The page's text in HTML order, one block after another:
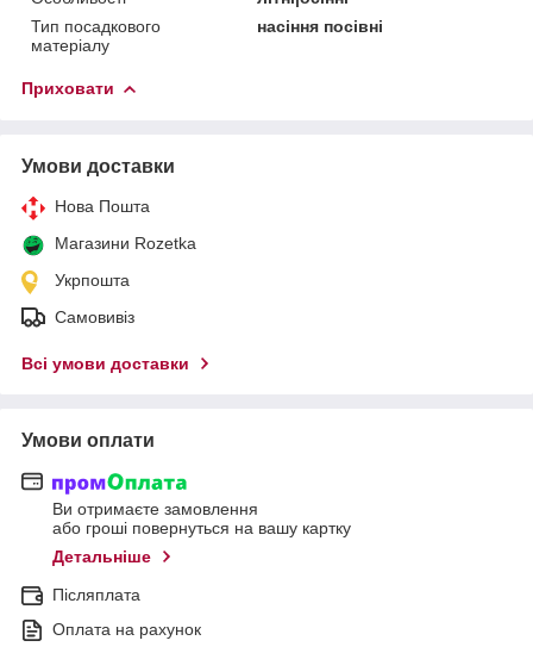
Тип посадкового
матеріалу
насіння посівні
Приховати
Умови доставки
Нова Пошта
Магазини Rozetka
Укрпошта
Самовивіз
Всі умови доставки
Умови оплати
Ви отримаєте замовлення
або гроші повернуться на вашу картку
Детальніше
Післяплата
Оплата на рахунок